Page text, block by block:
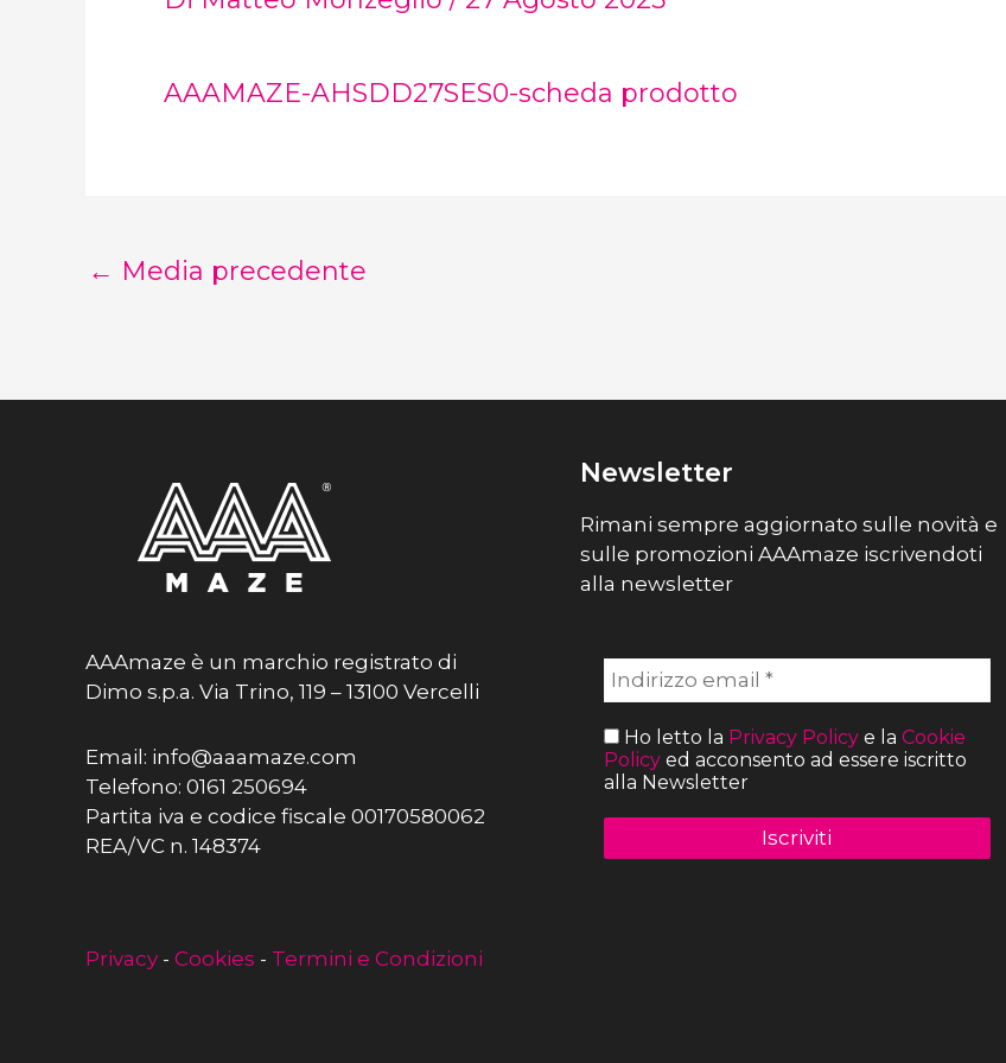
AAAMAZE-AHSDD27SES0-scheda prodotto
← Media precedente
AAAmaze è un marchio registrato di
Dimo s.p.a. Via Trino, 119 – 13100 Vercelli
Email: info@aaamaze.com
Telefono: 0161 250694
Partita iva e codice fiscale 00170580062
REA/VC n. 148374
Privacy - Cookies - Termini e Condizioni
Newsletter
Rimani sempre aggiornato sulle novità e
sulle promozioni AAAmaze iscrivendoti
alla newsletter
Ho letto la Privacy Policye la Cookie
Policyed acconsento ad essere iscritto
alla Newsletter